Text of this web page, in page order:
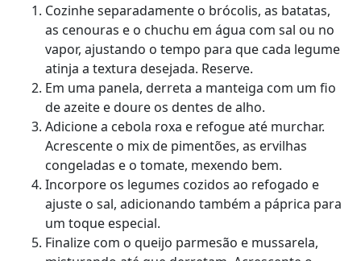
Cozinhe separadamente o brócolis, as batatas,
as cenouras e o chuchu em água com sal ou no
vapor, ajustando o tempo para que cada legume
atinja a textura desejada. Reserve.
Em uma panela, derreta a manteiga com um fio
de azeite e doure os dentes de alho.
Adicione a cebola roxa e refogue até murchar.
Acrescente o mix de pimentões, as ervilhas
congeladas e o tomate, mexendo bem.
Incorpore os legumes cozidos ao refogado e
ajuste o sal, adicionando também a páprica para
um toque especial.
Finalize com o queijo parmesão e mussarela,